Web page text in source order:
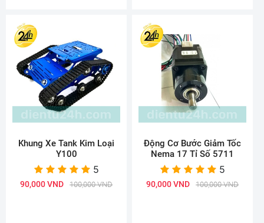
Khung Xe Tank Kim Loại
Y100
5
90,000 VND 100,000 VND
Động Cơ Bước Giảm Tốc
Nema 17 Tỉ Số 5711
5
90,000 VND 100,000 VND